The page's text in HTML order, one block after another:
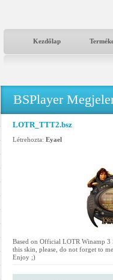
Kezdőlap
BSPlayer
LOTR_TTT2.bsz
Létrehozta: Eyael
Based on Official LOTR Winamp
this skin, please, do not forget to
Enjoy ;)